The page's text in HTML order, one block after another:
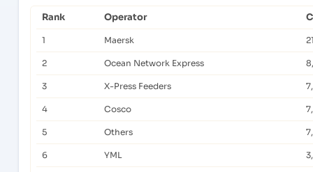
Rank Operator
1 Maersk
2 Ocean Network Express
3 X-Press Feeders
4 Cosco
5 Others
6 YML